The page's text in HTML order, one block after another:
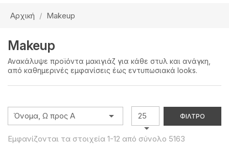
Αρχική Makeup
Makeup
Ανακάλυψε προϊόντα μακιγιάζ για κάθε στυλ και ανάγκη,
από καθημερινές εμφανίσεις έως εντυπωσιακά looks.
Όνομα, Ω προς Α  25

ΦΊΛΤΡΟ
Εμφανίζονται τα στοιχεία 1-12 από σύνολο 5163